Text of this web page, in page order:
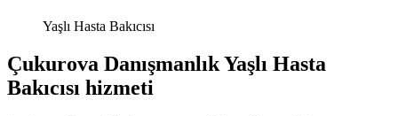
Yaşlı Hasta Bakıcısı
Çukurova Danışmanlık Yaşlı Hasta
Bakıcısı hizmeti